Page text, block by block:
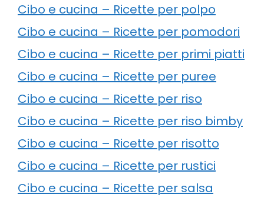
Cibo e cucina – Ricette per polpo
Cibo e cucina – Ricette per pomodori
Cibo e cucina – Ricette per primi piatti
Cibo e cucina – Ricette per puree
Cibo e cucina – Ricette per riso
Cibo e cucina – Ricette per riso bimby
Cibo e cucina – Ricette per risotto
Cibo e cucina – Ricette per rustici
Cibo e cucina – Ricette per salsa